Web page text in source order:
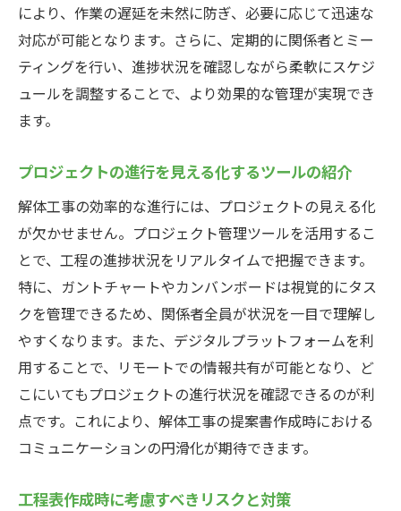
により、作業の遅延を未然に防ぎ、必要に応じて迅速な
対応が可能となります。さらに、定期的に関係者とミー
ティングを行い、進捗状況を確認しながら柔軟にスケジ
ュールを調整することで、より効果的な管理が実現でき
ます。
プロジェクトの進行を見える化するツールの紹介
解体工事の効率的な進行には、プロジェクトの見える化
が欠かせません。プロジェクト管理ツールを活用するこ
とで、工程の進捗状況をリアルタイムで把握できます。
特に、ガントチャートやカンバンボードは視覚的にタス
クを管理できるため、関係者全員が状況を一目で理解し
やすくなります。また、デジタルプラットフォームを利
用することで、リモートでの情報共有が可能となり、ど
こにいてもプロジェクトの進行状況を確認できるのが利
点です。これにより、解体工事の提案書作成時における
コミュニケーションの円滑化が期待できます。
工程表作成時に考慮すべきリスクと対策